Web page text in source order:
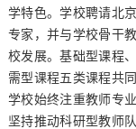
学特色。学校聘请北
专家，并与学校骨干
校发展。基础型课程
需型课程五类课程共
学校始终注重教师专
坚持推动科研型教师